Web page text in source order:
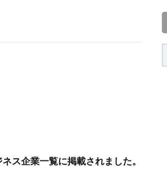
ス企業一覧に掲載されました。